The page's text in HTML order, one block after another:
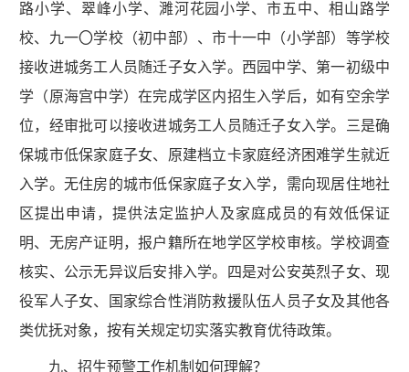
路小学、翠峰小学、濉河花园小学、市五中、相山路学
校、九一〇学校（初中部）、市十一中（小学部）等学校
接收进城务工人员随迁子女入学。西园中学、第一初级中
学（原海宫中学）在完成学区内招生入学后，如有空余学
位，经审批可以接收进城务工人员随迁子女入学。三是确
保城市低保家庭子女、原建档立卡家庭经济困难学生就近
入学。无住房的城市低保家庭子女入学，需向现居住地社
区提出申请，提供法定监护人及家庭成员的有效低保证
明、无房产证明，报户籍所在地学区学校审核。学校调查
核实、公示无异议后安排入学。四是对公安英烈子女、现
役军人子女、国家综合性消防救援队伍人员子女及其他各
类优抚对象，按有关规定切实落实教育优待政策。
九、招生预警工作机制如何理解？